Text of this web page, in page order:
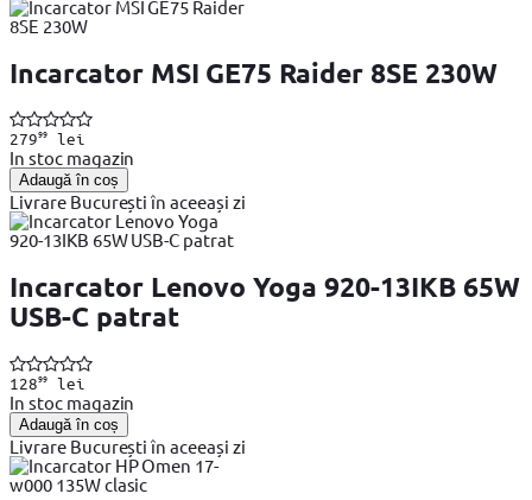
Incarcator MSI GE75 Raider 8SE 230W
27999lei
In stoc magazin
Adaugă în coș
Livrare București în aceeași zi
Incarcator Lenovo Yoga 920-13IKB 65W
USB-C patrat
12899lei
In stoc magazin
Adaugă în coș
Livrare București în aceeași zi